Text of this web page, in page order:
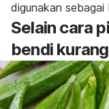
digunakan
Selain cara
bendi